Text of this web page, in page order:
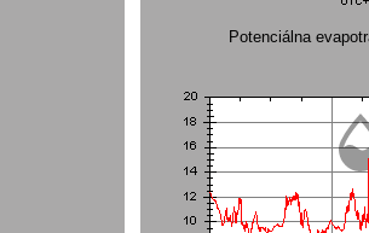
Potenciálna